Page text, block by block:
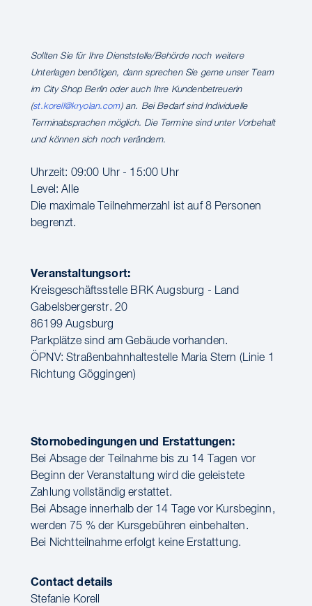
Sollten Sie für Ihre Dienststelle/Behörde noch weitere
Unterlagen benötigen, dann sprechen Sie gerne unser Team
im City Shop Berlin oder auch Ihre Kundenbetreuerin
(st.korell@kryolan.com) an. Bei Bedarf sind Individuelle
Terminabsprachen möglich. Die Termine sind unter Vorbehalt
und können sich noch verändern.
Uhrzeit: 09:00 Uhr - 15:00 Uhr
Level: Alle
Die maximale Teilnehmerzahl ist auf 8 Personen
begrenzt.
Veranstaltungsort:
Kreisgeschäftsstelle BRK Augsburg - Land
Gabelsbergerstr. 20
86199 Augsburg
Parkplätze sind am Gebäude vorhanden.
ÖPNV: Straßenbahnhaltestelle Maria Stern (Linie 1
Richtung Göggingen)
Stornobedingungen und Erstattungen:
Bei Absage der Teilnahme bis zu 14 Tagen vor
Beginn der Veranstaltung wird die geleistete
Zahlung vollständig erstattet.
Bei Absage innerhalb der 14 Tage vor Kursbeginn,
werden 75 % der Kursgebühren einbehalten.
Bei Nichtteilnahme erfolgt keine Erstattung.
Contact details
Stefanie Korell